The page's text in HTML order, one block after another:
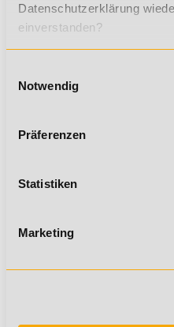
Datenschutzerklärung
einverstanden?
Notwendig
Präferenzen
Statistiken
Marketing
VORAUSSETZUNGEN
GESAMTPREIS: